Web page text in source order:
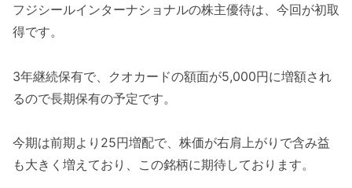
フジシールインターナショナルの株主優待は、今回が初取
得です。
3年継続保有で、クオカードの額面が5,000円に増額され
るので長期保有の予定です。
今期は前期より25円増配で、株価が右肩上がりで含み益
も大きく増えており、この銘柄に期待しております。